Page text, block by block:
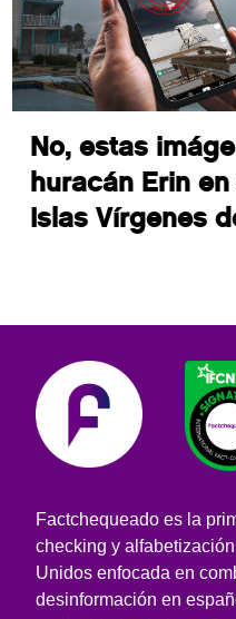
No, estas
huracán Erin
Islas Vírgenes
Factchequeado es la
checking y
Unidos enfocada en
desinformación en